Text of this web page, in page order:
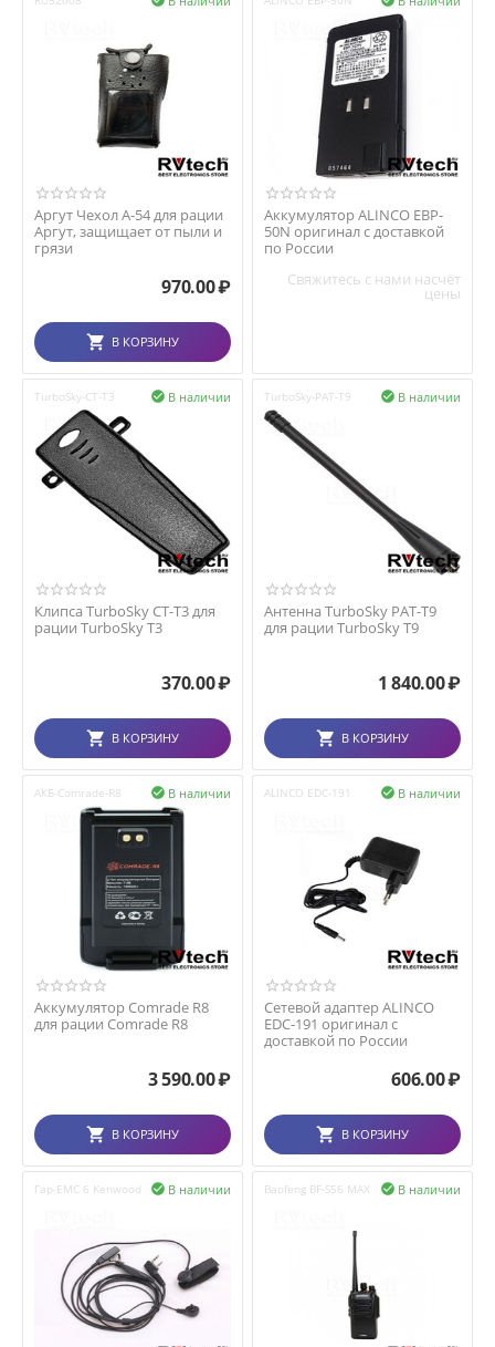
Аргут Чехол А-54 для рации
Аргут, защищает от пыли и
грязи
970.00₽
В КОРЗИНУ
Аккумулятор ALINCO EBP-
50N оригинал с доставкой
по России
Свяжитесь с нами насчёт
цены
TurboSky-CT-T3 В наличии

Клипса TurboSky CT-T3 для
рации TurboSky T3
370.00₽
В КОРЗИНУ
TurboSky-PAT-T9 В наличии

Антенна TurboSky PAT-T9
для рации TurboSky T9
1 840.00₽
В КОРЗИНУ
АКБ-Comrade-R8 В наличии

Аккумулятор Comrade R8
для рации Comrade R8
3 590.00₽
В КОРЗИНУ
ALINCO EDC-191 В наличии

Сетевой адаптер ALINCO
EDC-191 оригинал с
доставкой по России
606.00₽
В КОРЗИНУ
Гар-EMC 6 Kenwood В наличии
 Baofeng BF-S56 MAX В наличии
